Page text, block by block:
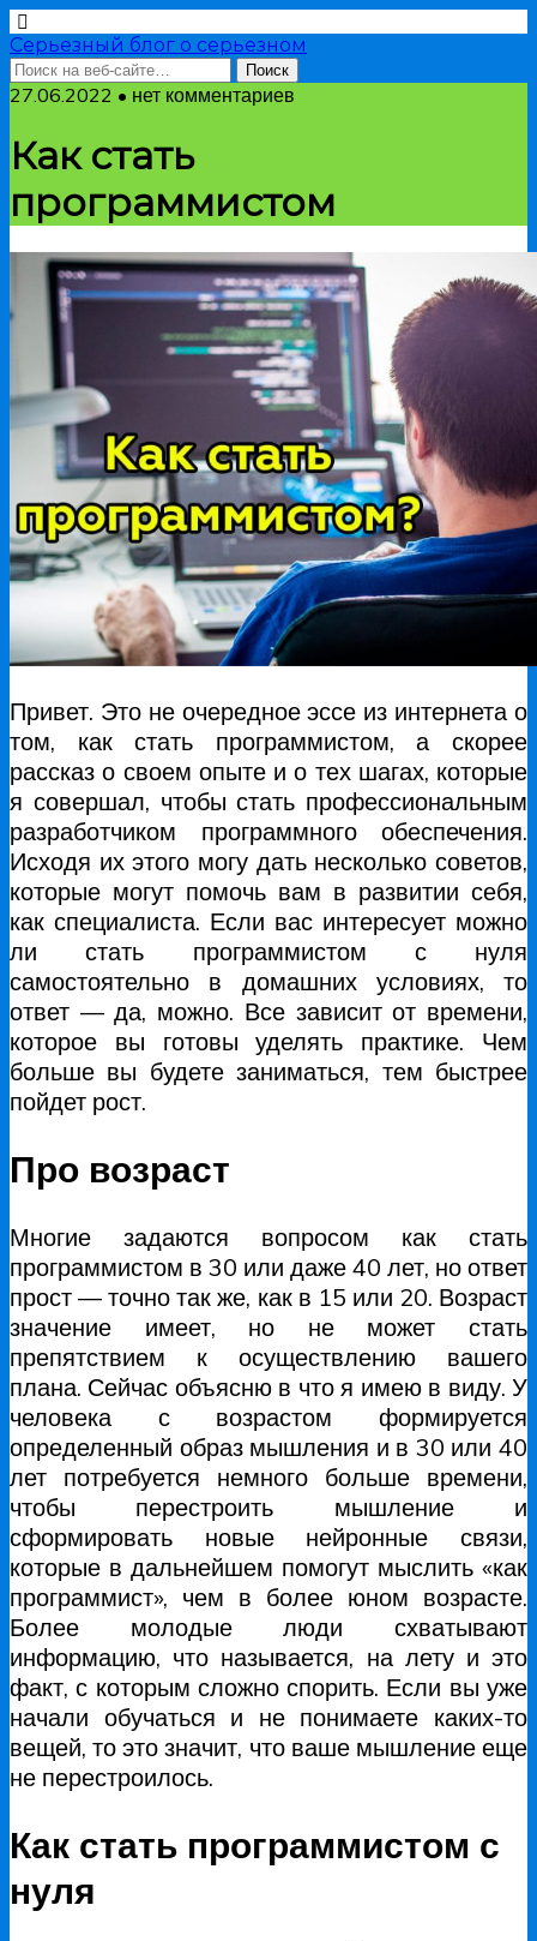
Серьезный блог о серьезном
27.06.2022 • нет комментариев
Как стать
программистом
Привет. Это не очередное эссе из интернета о
том, как стать программистом, а скорее
рассказ о своем опыте и о тех шагах, которые
я совершал, чтобы стать профессиональным
разработчиком программного обеспечения.
Исходя их этого могу дать несколько советов,
которые могут помочь вам в развитии себя,
как специалиста. Если вас интересует можно
ли стать программистом с нуля
самостоятельно в домашних условиях, то
ответ — да, можно. Все зависит от времени,
которое вы готовы уделять практике. Чем
больше вы будете заниматься, тем быстрее
пойдет рост.
Про возраст
Многие задаются вопросом как стать
программистом в 30 или даже 40 лет, но ответ
прост — точно так же, как в 15 или 20. Возраст
значение имеет, но не может стать
препятствием к осуществлению вашего
плана. Сейчас объясню в что я имею в виду. У
человека с возрастом формируется
определенный образ мышления и в 30 или 40
лет потребуется немного больше времени,
чтобы перестроить мышление и
сформировать новые нейронные связи,
которые в дальнейшем помогут мыслить «как
программист», чем в более юном возрасте.
Более молодые люди схватывают
информацию, что называется, на лету и это
факт, с которым сложно спорить. Если вы уже
начали обучаться и не понимаете каких-то
вещей, то это значит, что ваше мышление еще
не перестроилось.
Как стать программистом с
нуля